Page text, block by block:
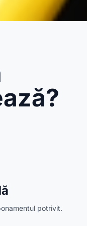
potrivit.